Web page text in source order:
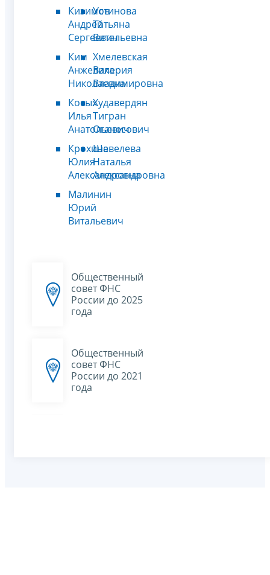
Кизимов
Андрей
Сергеевич
Ким
Анжелика
Николаевна
Косых
Илья
Анатольевич
Крохина
Юлия
Александровна
Малинин
Юрий
Витальевич
Устинова
Татьяна
Витальевна
Хмелевская
Валерия
Владимировна
Худавердян
Тигран
Оганесович
Шевелева
Наталья
Александровна
Общественный
совет ФНС
России до 2025
года
Общественный
совет ФНС
России до 2021
года